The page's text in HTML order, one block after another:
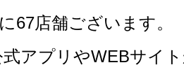
67店舗ございます。
式アプリやWEBサイ